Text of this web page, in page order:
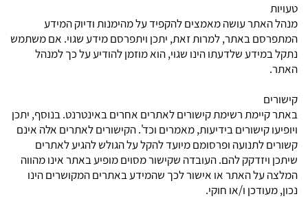
טעויות
מנהל האתר עושה מאמצים להקפיד על מהימנות ודיוק המידע
המתפרסם באתר, למרות זאת, יתכן ויתפרסם מידע שגוי. אם משתמש
נתקל במידע שלדעתו הינו שגוי, הוא מוזמן להודיע על כך למנהל
האתר.
קישורים
באתר קיימת רשימת קישורים לאתרים אחרים באינטרנט. בנוסף, יתכן
ויופיעו קישורים בידיעות, מאמרים וכד'. הקישורים לאתרים אלה אינם
קשורים לתנועה ופרסומם מיועד להקל על הגולש להגיע לאתרים
שיתכן ויזדקק להם. העובדה שקישור מסוים מופיע באתר אינו מהווה
המלצה על האתר או אישור לכך שהמידע באתרים המקושרים הינו
נכון, מעודכן ו/או חוקי.